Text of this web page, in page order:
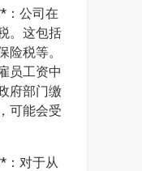
：公司在
。这包括
险税等。
员工资中
府部门缴
可能会受
：对于从